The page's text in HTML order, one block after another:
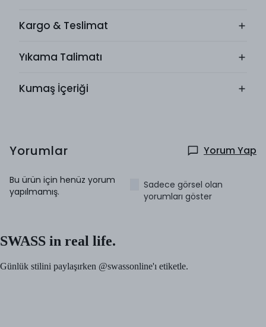
Kargo & Teslimat
Yıkama Talimatı
Kumaş İçeriği
Yorumlar Yorum Yap
Bu ürün için henüz yorum
yapılmamış.
Sadece görsel olan
yorumları göster